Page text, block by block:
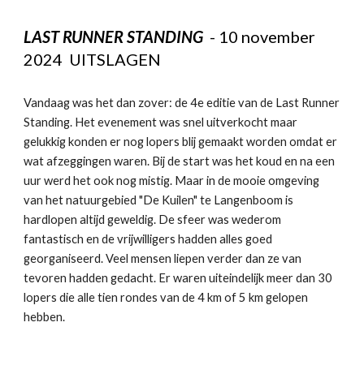
LAST RUNNER STANDING - 10 november
2024 UITSLAGEN
Vandaag was het dan zover: de 4e editie van de Last Runner
Standing. Het evenement was snel uitverkocht maar
gelukkig konden er nog lopers blij gemaakt worden omdat er
wat afzeggingen waren. Bij de start was het koud en na een
uur werd het ook nog mistig. Maar in de mooie omgeving
van het natuurgebied "De Kuilen" te Langenboom is
hardlopen altijd geweldig. De sfeer was wederom
fantastisch en de vrijwilligers hadden alles goed
georganiseerd. Veel mensen liepen verder dan ze van
tevoren hadden gedacht. Er waren uiteindelijk meer dan 30
lopers die alle tien rondes van de 4 km of 5 km gelopen
hebben.